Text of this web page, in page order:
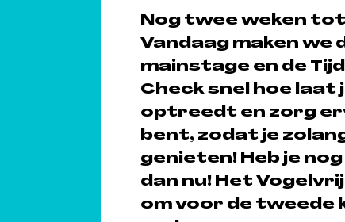
Nog twee weken
Vandaag maken we
mainstage en de
Check snel hoe
optreedt en zorg
bent, zodat je
genieten! Heb je
dan nu! Het
om voor de tweede